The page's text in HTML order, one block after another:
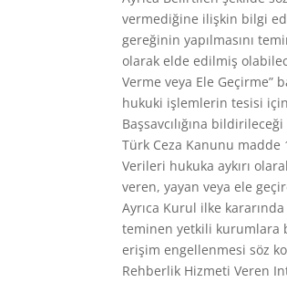
vermediğine ilişkin bilgi
gereğinin yapılmasını
olarak elde edilmiş
Verme veya Ele Geçirme”
hukuki işlemlerin tesisi
Başsavcılığına
Türk Ceza Kanunu
Verileri hukuka aykırı
veren, yayan veya ele
Ayrıca Kurul ilke
teminen yetkili kurumlara
erişim engellenmesi söz
Rehberlik Hizmeti Veren